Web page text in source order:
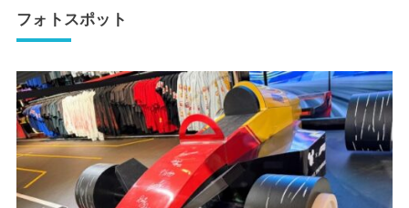
フォトスポット